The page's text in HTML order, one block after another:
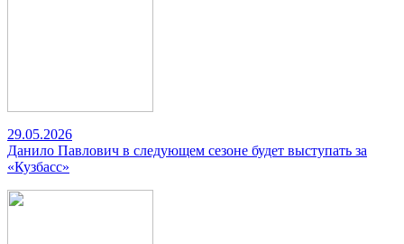
29.05.2026
Данило Павлович в следующем сезоне будет выступать за
«Кузбасс»